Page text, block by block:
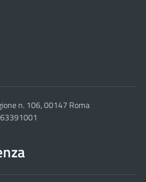
n. 106, 00147 Roma